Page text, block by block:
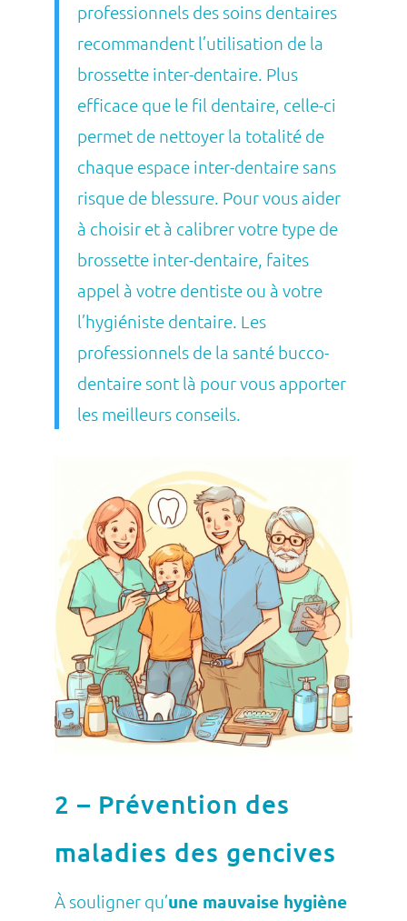
professionnels des soins dentaires
recommandent l’utilisation de la
brossette inter-dentaire. Plus
efficace que le fil dentaire, celle-ci
permet de nettoyer la totalité de
chaque espace inter-dentaire sans
risque de blessure. Pour vous aider
à choisir et à calibrer votre type de
brossette inter-dentaire, faites
appel à votre dentiste ou à votre
l’hygiéniste dentaire. Les
professionnels de la santé bucco-
dentaire sont là pour vous apporter
les meilleurs conseils.
2 – Prévention des
maladies des gencives
À souligner qu’une mauvaise hygiène